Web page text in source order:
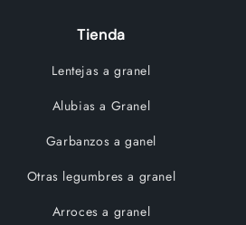
Tienda
Lentejas a granel
Alubias a Granel
Garbanzos a ganel
Otras legumbres a granel
Arroces a granel